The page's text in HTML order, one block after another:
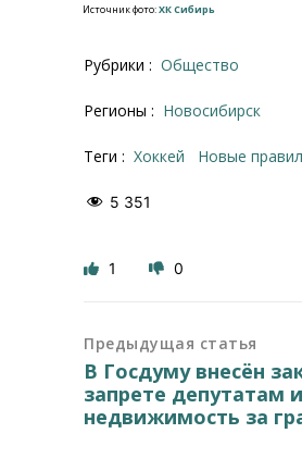
Источник фото:ХК Сибирь
Рубрики : Общество
Регионы : Новосибирск
Теги : хоккей новые
5 351
1 0
Предыдущая статья
В Госдуму внесён
запрете депутатам
недвижимость за